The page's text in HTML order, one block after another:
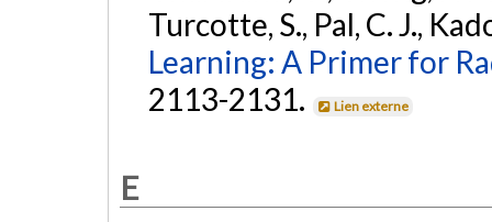
Turcotte, S., Pal, C. J.,
Learning: A Primer for
2113-2131.
Lien externe
E